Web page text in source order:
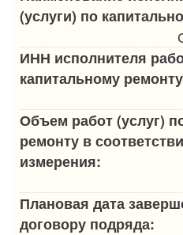
(услуги) по
ИНН исполнителя
капитальному
Объем работ (услуг)
ремонту в
измерения:
Плановая дата
договору подряда: